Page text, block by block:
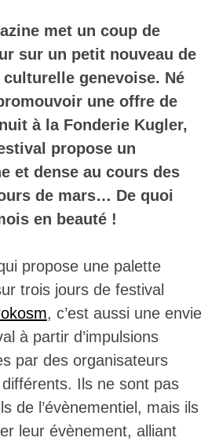
met un coup de
sur un petit nouveau de
culturelle genevoise. Né
une offre de
à la Fonderie Kugler,
propose un
et dense au cours des
de mars… De quoi
en beauté !
propose une palette
trois jours de festival
, c’est aussi une envie
à partir d’impulsions
par des organisateurs
Ils ne sont pas
de l’évènementiel, mais ils
leur évènement, alliant